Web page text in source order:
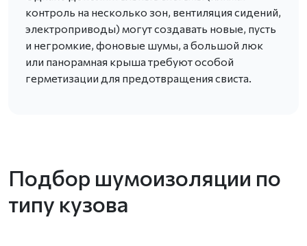
контроль на несколько зон, вентиляция сидений,
электроприводы) могут создавать новые, пусть
и негромкие, фоновые шумы, а большой люк
или панорамная крыша требуют особой
герметизации для предотвращения свиста.
Подбор шумоизоляции по
типу кузова